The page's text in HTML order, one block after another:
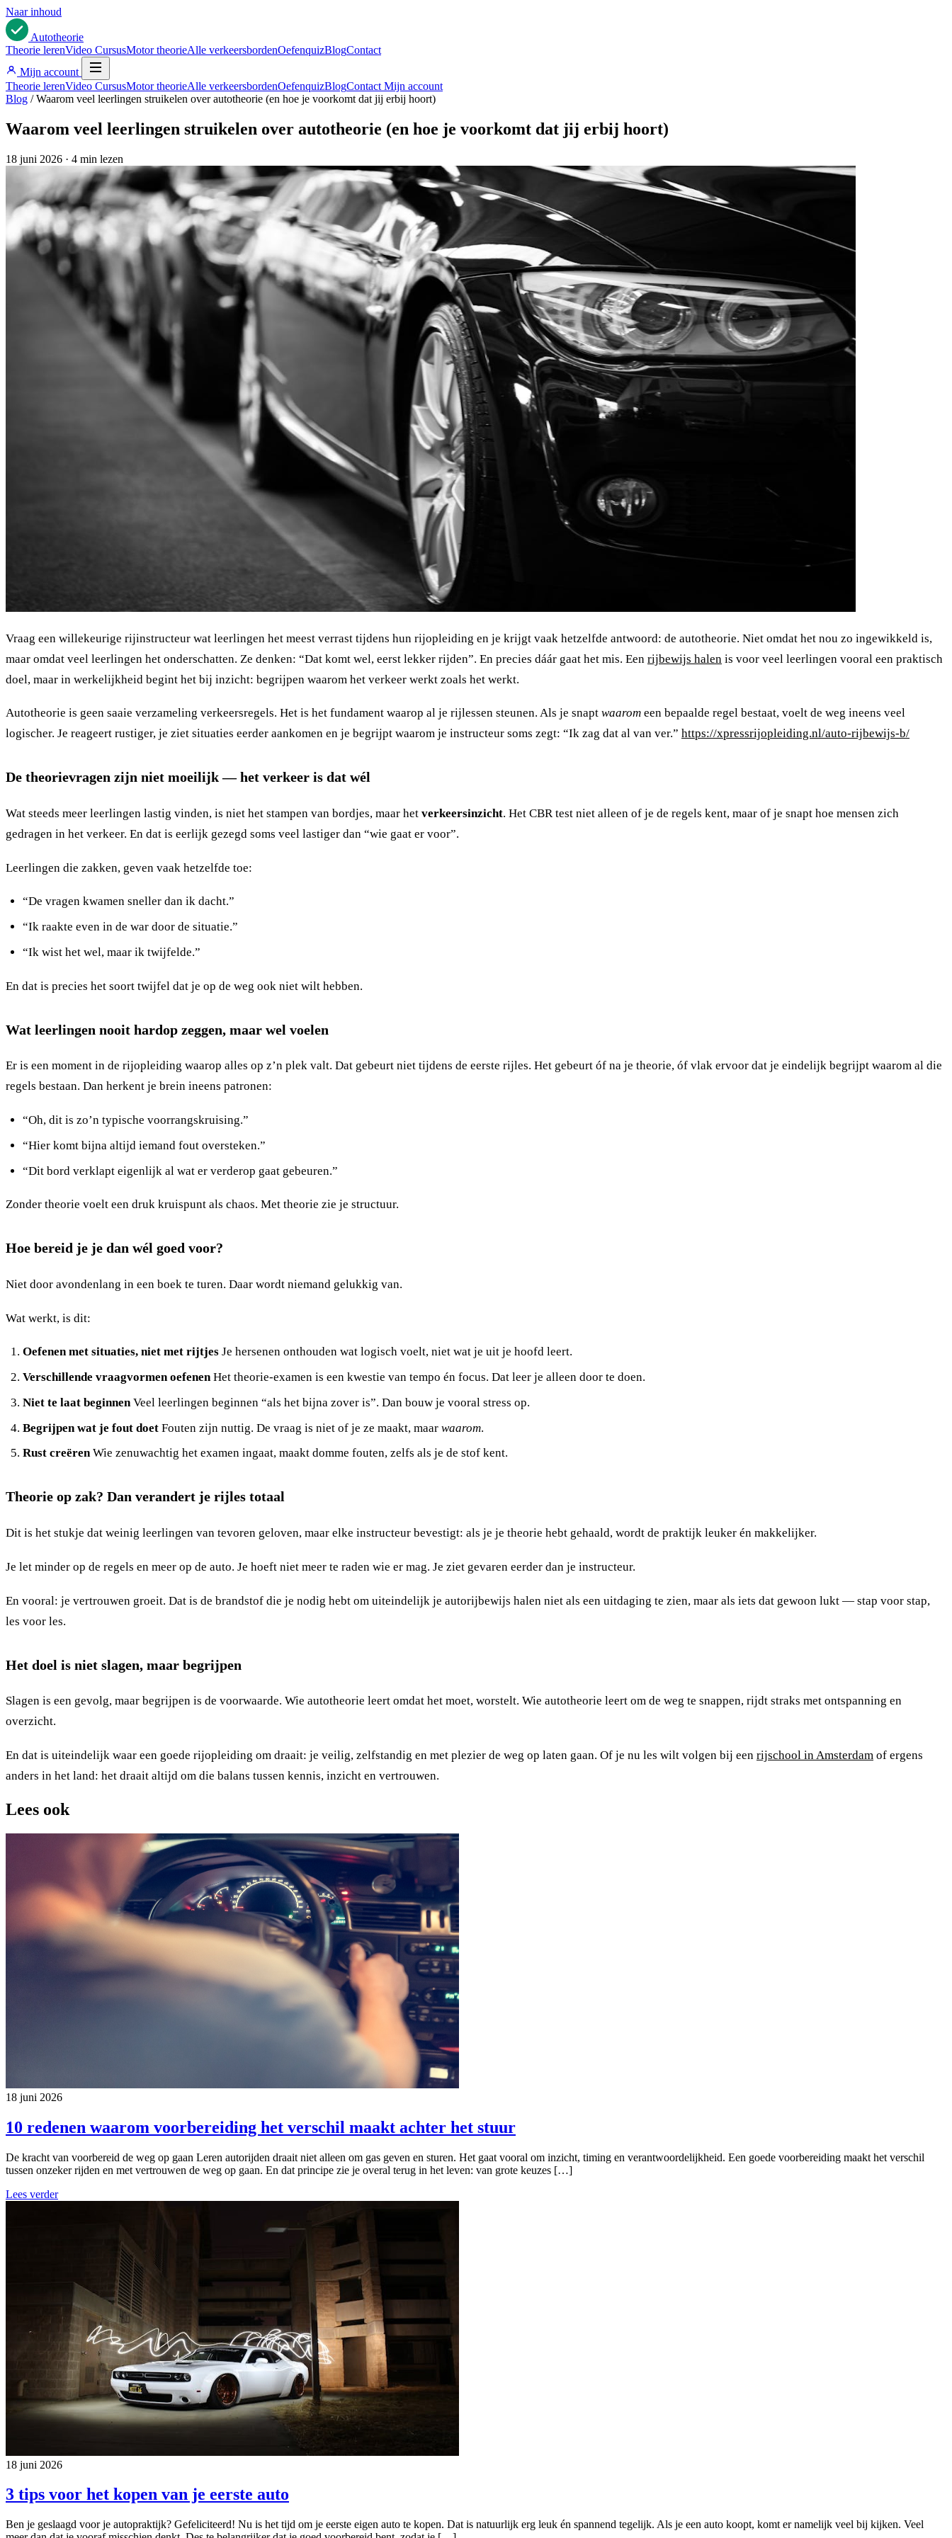
Naar inhoud
Autotheorie
Theorie lerenVideo CursusMotor theorieAlle verkeersbordenOefenquizBlogContact
Mijn account
Theorie lerenVideo CursusMotor theorieAlle verkeersbordenOefenquizBlogContact Mijn account
Blog / Waarom veel leerlingen struikelen over autotheorie (en hoe je voorkomt dat jij erbij hoort)
Waarom veel leerlingen struikelen over autotheorie (en hoe je voorkomt dat jij erbij hoort)
18 juni 2026 · 4 min lezen
Vraag een willekeurige rijinstructeur wat leerlingen het meest verrast tijdens hun rijopleiding en je krijgt vaak hetzelfde antwoord: de autotheorie. Niet omdat het nou zo ingewikkeld is,
maar omdat veel leerlingen het onderschatten. Ze denken: “Dat komt wel, eerst lekker rijden”. En precies dáár gaat het mis. Een rijbewijs halen is voor veel leerlingen vooral een praktisch
doel, maar in werkelijkheid begint het bij inzicht: begrijpen waarom het verkeer werkt zoals het werkt.
Autotheorie is geen saaie verzameling verkeersregels. Het is het fundament waarop al je rijlessen steunen. Als je snapt waarom een bepaalde regel bestaat, voelt de weg ineens veel
logischer. Je reageert rustiger, je ziet situaties eerder aankomen en je begrijpt waarom je instructeur soms zegt: “Ik zag dat al van ver.” https://xpressrijopleiding.nl/auto-rijbewijs-b/
De theorievragen zijn niet moeilijk — het verkeer is dat wél
Wat steeds meer leerlingen lastig vinden, is niet het stampen van bordjes, maar het verkeersinzicht. Het CBR test niet alleen of je de regels kent, maar of je snapt hoe mensen zich
gedragen in het verkeer. En dat is eerlijk gezegd soms veel lastiger dan “wie gaat er voor”.
Leerlingen die zakken, geven vaak hetzelfde toe:
“De vragen kwamen sneller dan ik dacht.”
“Ik raakte even in de war door de situatie.”
“Ik wist het wel, maar ik twijfelde.”
En dat is precies het soort twijfel dat je op de weg ook niet wilt hebben.
Wat leerlingen nooit hardop zeggen, maar wel voelen
Er is een moment in de rijopleiding waarop alles op z’n plek valt. Dat gebeurt niet tijdens de eerste rijles. Het gebeurt óf na je theorie, óf vlak ervoor dat je eindelijk begrijpt waarom al die
regels bestaan. Dan herkent je brein ineens patronen:
“Oh, dit is zo’n typische voorrangskruising.”
“Hier komt bijna altijd iemand fout oversteken.”
“Dit bord verklapt eigenlijk al wat er verderop gaat gebeuren.”
Zonder theorie voelt een druk kruispunt als chaos. Met theorie zie je structuur.
Hoe bereid je je dan wél goed voor?
Niet door avondenlang in een boek te turen. Daar wordt niemand gelukkig van.
Wat werkt, is dit:
Oefenen met situaties, niet met rijtjesJe hersenen onthouden wat logisch voelt, niet wat je uit je hoofd leert.
Verschillende vraagvormen oefenenHet theorie-examen is een kwestie van tempo én focus. Dat leer je alleen door te doen.
Niet te laat beginnenVeel leerlingen beginnen “als het bijna zover is”. Dan bouw je vooral stress op.
Begrijpen wat je fout doetFouten zijn nuttig. De vraag is niet of je ze maakt, maar waarom.
Rust creërenWie zenuwachtig het examen ingaat, maakt domme fouten, zelfs als je de stof kent.
Theorie op zak? Dan verandert je rijles totaal
Dit is het stukje dat weinig leerlingen van tevoren geloven, maar elke instructeur bevestigt: als je je theorie hebt gehaald, wordt de praktijk leuker én makkelijker.
Je let minder op de regels en meer op de auto. Je hoeft niet meer te raden wie er mag. Je ziet gevaren eerder dan je instructeur.
En vooral: je vertrouwen groeit. Dat is de brandstof die je nodig hebt om uiteindelijk je autorijbewijs halen niet als een uitdaging te zien, maar als iets dat gewoon lukt — stap voor stap,
les voor les.
Het doel is niet slagen, maar begrijpen
Slagen is een gevolg, maar begrijpen is de voorwaarde. Wie autotheorie leert omdat het moet, worstelt. Wie autotheorie leert om de weg te snappen, rijdt straks met ontspanning en
overzicht.
En dat is uiteindelijk waar een goede rijopleiding om draait: je veilig, zelfstandig en met plezier de weg op laten gaan. Of je nu les wilt volgen bij een rijschool in Amsterdam of ergens
anders in het land: het draait altijd om die balans tussen kennis, inzicht en vertrouwen.
Lees ook
18 juni 2026
10 redenen waarom voorbereiding het verschil maakt achter het stuur
De kracht van voorbereid de weg op gaan Leren autorijden draait niet alleen om gas geven en sturen. Het gaat vooral om inzicht, timing en verantwoordelijkheid. Een goede voorbereiding maakt het verschil
tussen onzeker rijden en met vertrouwen de weg op gaan. En dat principe zie je overal terug in het leven: van grote keuzes […]
Lees verder
18 juni 2026
3 tips voor het kopen van je eerste auto
Ben je geslaagd voor je autopraktijk? Gefeliciteerd! Nu is het tijd om je eerste eigen auto te kopen. Dat is natuurlijk erg leuk én spannend tegelijk. Als je een auto koopt, komt er namelijk veel bij kijken. Veel